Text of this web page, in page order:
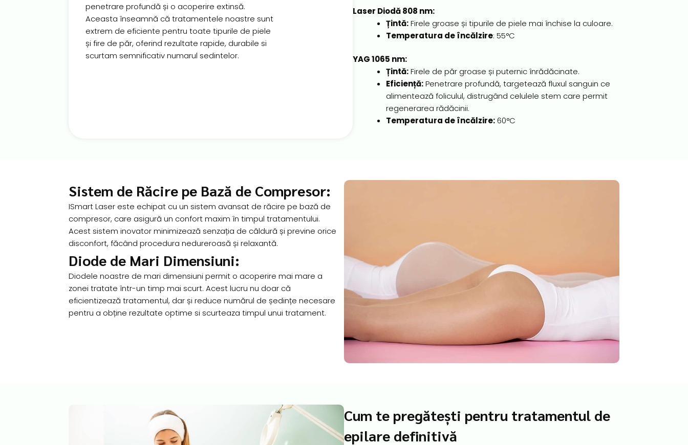
penetrare profundă și o acoperire extinsă.
Aceasta înseamnă că tratamentele noastre sunt
extrem de eficiente pentru toate tipurile de piele
și fire de păr, oferind rezultate rapide, durabile si
scurtam semnificativ numarul sedintelor.
Laser Diodă 808 nm:
Țintă:Firele groase și tipurile de piele mai închise la culoare.
Temperatura de încălzire: 55°C
YAG 1065 nm:
Țintă:Firele de păr groase și puternic înrădăcinate.
Eficiență:Penetrare profundă, targetează fluxul sanguin ce
alimentează foliculul, distrugând celulele stem care permit
regenerarea rădăcinii.
Temperatura de încălzire:60°C
Sistem de Răcire pe Bază de Compresor:
ISmart Laser este echipat cu un sistem avansat de răcire pe bază de
compresor, care asigură un confort maxim în timpul tratamentului.
Acest sistem inovator minimizează senzația de căldură și previne orice
disconfort, făcând procedura nedureroasă și relaxantă.
Diode de Mari Dimensiuni:
Diodele noastre de mari dimensiuni permit o acoperire mai mare a
zonei tratate într-un timp mai scurt. Acest lucru nu doar că
eficientizează tratamentul, dar și reduce numărul de ședințe necesare
pentru a obține rezultate optime si scurteaza timpul unui tratament.
Cum te pregătești pentru tratamentul de
epilare definitivă